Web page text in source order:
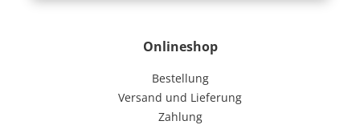
Onlineshop
Bestellung
Versand und Lieferung
Zahlung